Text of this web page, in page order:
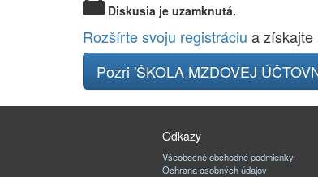
Diskusia je uzamknutá.
Rozšírte svoju registráciu a získajte
Pozri 'ŠKOLA MZDOVEJ
Odkazy
Všeobecné obchodné podmienky
Ochrana osobných údajov